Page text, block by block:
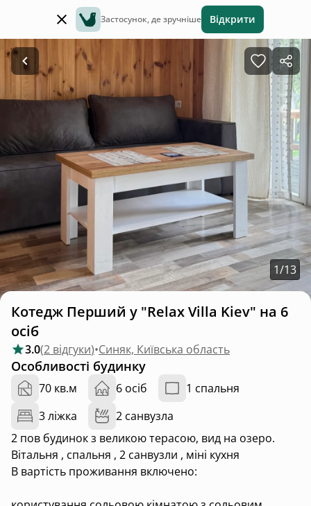
Застосунок, де зручніше Відкрити
1/13
Котедж Перший у "Relax Villa Kiev" на 6
осіб
3.0(2 відгуки)•Синяк, Київська область
Особливості будинку
70 кв.м 6 осіб
1 спальня
3 ліжка
2 санвузла
2 пов будинок з великою терасою, вид на озеро.
Вітальня , спальня , 2 санвузли , міні кухня
В вартість проживання включено: